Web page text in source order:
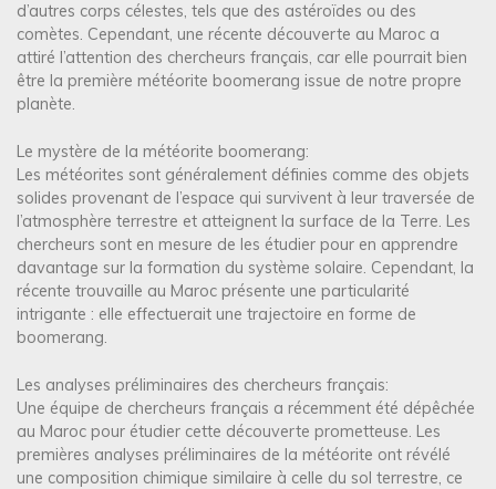
d’autres corps célestes, tels que des astéroïdes ou des
comètes. Cependant, une récente découverte au Maroc a
attiré l’attention des chercheurs français, car elle pourrait bien
être la première météorite boomerang issue de notre propre
planète.
Le mystère de la météorite boomerang:
Les météorites sont généralement définies comme des objets
solides provenant de l’espace qui survivent à leur traversée de
l’atmosphère terrestre et atteignent la surface de la Terre. Les
chercheurs sont en mesure de les étudier pour en apprendre
davantage sur la formation du système solaire. Cependant, la
récente trouvaille au Maroc présente une particularité
intrigante : elle effectuerait une trajectoire en forme de
boomerang.
Les analyses préliminaires des chercheurs français:
Une équipe de chercheurs français a récemment été dépêchée
au Maroc pour étudier cette découverte prometteuse. Les
premières analyses préliminaires de la météorite ont révélé
une composition chimique similaire à celle du sol terrestre, ce